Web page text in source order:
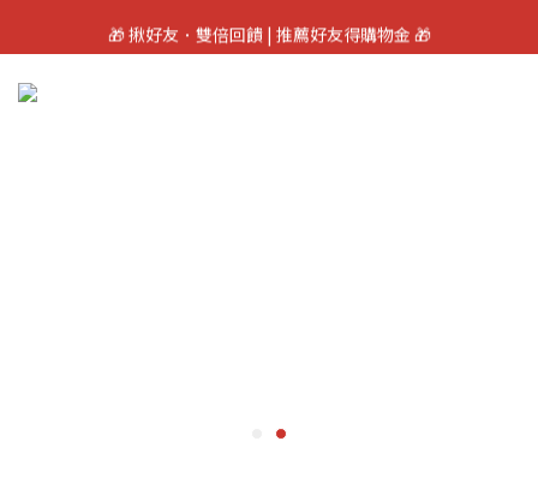
🎁 加入會員立即領100元購物金 🎁
🎁 揪好友．雙倍回饋 | 推薦好友得購物金 🎁